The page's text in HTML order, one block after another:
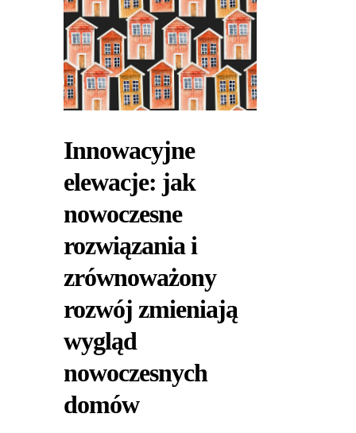
Innowacyjne
elewacje: jak
nowoczesne
rozwiązania i
zrównoważony
rozwój zmieniają
wygląd
nowoczesnych
domów